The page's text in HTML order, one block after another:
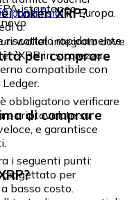
istantaneo
punti fisiciin Europa.
a:
riscattalo rapidamente
token XRP?
wallet integrato dove
XRP in sicurezza.
compatibile con
per comprare
obbligatorio verificare
criptovalute su
e garantisce
di comprare
i seguenti punti:
per
basso costo.